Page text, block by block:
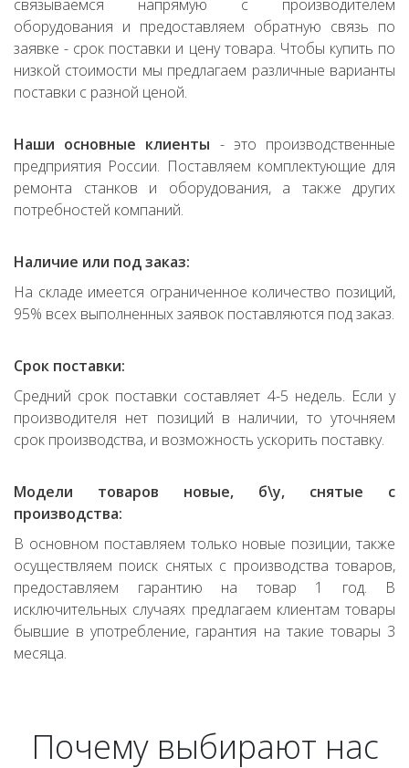
связываемся напрямую с производителем
оборудования и предоставляем обратную связь по
заявке - срок поставки и цену товара. Чтобы купить по
низкой стоимости мы предлагаем различные варианты
поставки с разной ценой.
Наши основные клиенты - это производственные
предприятия России. Поставляем комплектующие для
ремонта станков и оборудования, а также других
потребностей компаний.
Наличие или под заказ:
На складе имеется ограниченное количество позиций,
95% всех выполненных заявок поставляются под заказ.
Срок поставки:
Средний срок поставки составляет 4-5 недель. Если у
производителя нет позиций в наличии, то уточняем
срок производства, и возможность ускорить поставку.
Модели товаров новые, б\у, снятые с
производства:
В основном поставляем только новые позиции, также
осуществляем поиск снятых с производства товаров,
предоставляем гарантию на товар 1 год. В
исключительных случаях предлагаем клиентам товары
бывшие в употребление, гарантия на такие товары 3
месяца.
Почему выбирают нас